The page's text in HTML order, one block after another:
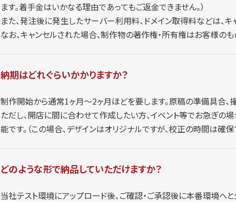
ます。着手金はいかなる理由であってもご返金できません。）
また、発注後に発生したサーバー利用料、ドメイン取得料などは、
なお、キャンセルされた場合、制作物の著作権・所有権はお客様のも
納期はどれぐらいかかりますか？
制作開始から通常1ヶ月～2ヶ月ほどを要します。原稿の準備具合、
ただし、開店に間に合わせて作成したい方、イベント等でお急ぎの
能です。（この場合、デザインはオリジナルですが、校正の時間は確
どのような形で納品していただけますか？
当社テスト環境にアップロード後、ご確認・ご承認後に本番環境